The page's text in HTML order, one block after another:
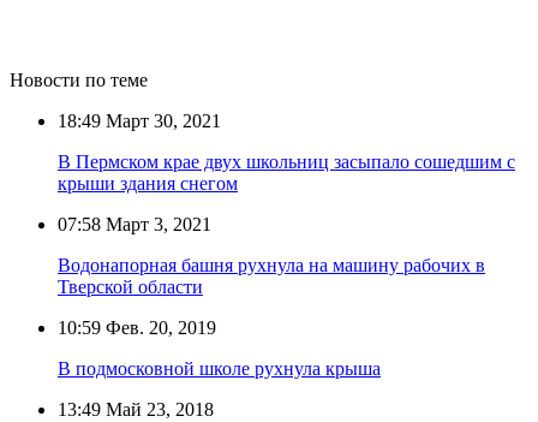
Новости по теме
18:49 Март 30, 2021
В Пермском крае двух школьниц засыпало сошедшим с
крыши здания снегом
07:58 Март 3, 2021
Водонапорная башня рухнула на машину рабочих в
Тверской области
10:59 Фев. 20, 2019
В подмосковной школе рухнула крыша
13:49 Май 23, 2018